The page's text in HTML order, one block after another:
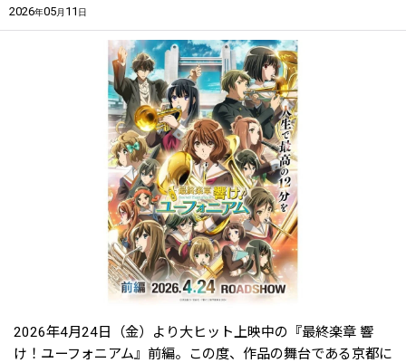
2026年05月 11 日
2026年4月24日（金）より大ヒット上映中の『最終楽章 響
け！ユーフォニアム』前編。この度、作品の舞台である京都に